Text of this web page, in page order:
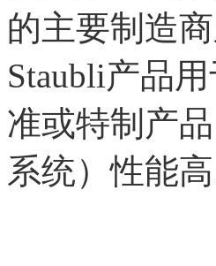
的主要制造商
Staubli产品
准或特制产
系统）性能